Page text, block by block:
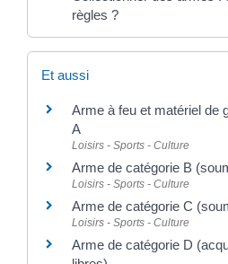
règles ?
Et aussi
Arme à feu et matériel de
A
Loisirs - Sports - Culture
Arme de catégorie B
Loisirs - Sports - Culture
Arme de catégorie C
Loisirs - Sports - Culture
Arme de catégorie D